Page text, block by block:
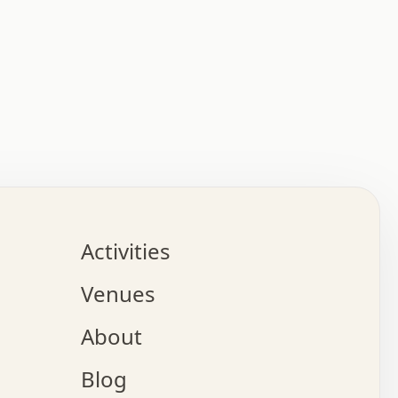
.   .   .   .   .   .   .   .   x   .   .   .   .
o   .   .   .   .   .   .   .   .   x   .   .   .
.   .   .   :   .   .   .   x   .   .   .   :   .
.   .   .   +   .   .   .   .   .   .   .   .   x
.   .   x   .   .   .   .   .   .   :   .   .   .
.   .   .   .   .   +   .   .   .   .   x   .   .
.   .   .   .   x   .   .   o   .   .   .   .   .
.   .   .   .   .   .   .   .   .   .   .   .   .
Activities
Venues
About
Blog